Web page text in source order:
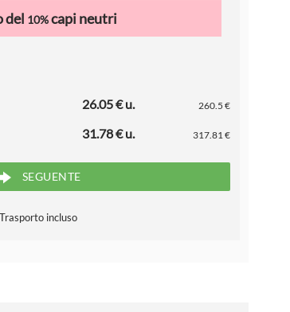
del 10%capi neutri
26.05 € u. 260.5 €
31.78 € u. 317.81 €
SEGUENTE
Trasporto incluso